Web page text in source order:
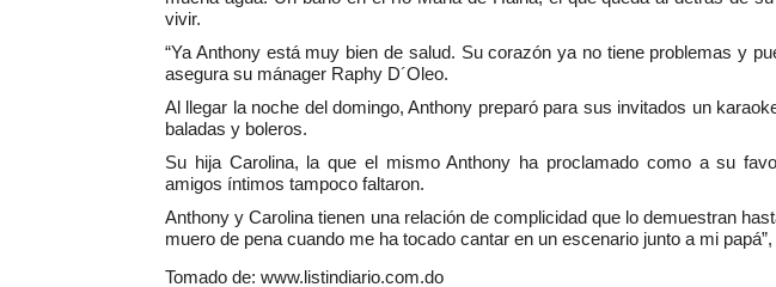
vivir.
“Ya Anthony está muy bien de salud. Su corazón ya no tiene problemas y
asegura su mánager Raphy D´Oleo.
Al llegar la noche del domingo, Anthony preparó para sus invitados un
baladas y boleros.
Su hija Carolina, la que el mismo Anthony ha proclamado como a su
amigos íntimos tampoco faltaron.
Anthony y Carolina tienen una relación de complicidad que lo demuestran
muero de pena cuando me ha tocado cantar en un escenario junto a mi
Tomado de: www.listindiario.com.do